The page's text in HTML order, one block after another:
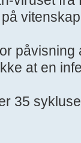
påvisning
at en
35